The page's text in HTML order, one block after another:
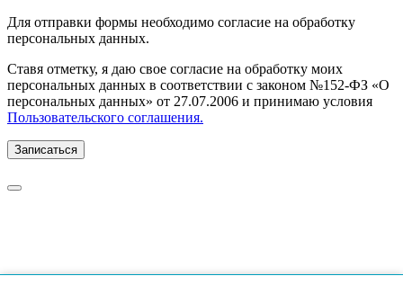
Для отправки формы необходимо согласие на обработку
персональных данных.
Ставя отметку, я даю свое согласие на обработку моих
персональных данных в соответствии с законом №152-ФЗ «О
персональных данных» от 27.07.2006 и принимаю условия
Пользовательского соглашения.
Записаться